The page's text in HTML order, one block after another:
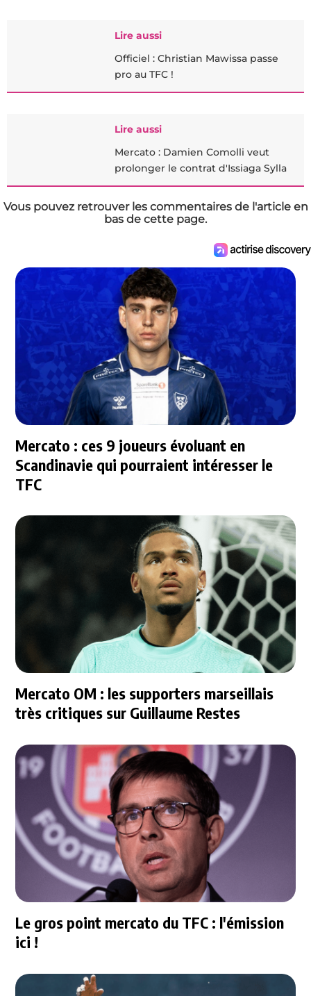
Lire aussi
Officiel : Christian Mawissa passe
pro au TFC !
Lire aussi
Mercato : Damien Comolli veut
prolonger le contrat d'Issiaga Sylla
Vous pouvez retrouver les commentaires de l'article en
bas de cette page.
Mercato : ces 9 joueurs évoluant en
Scandinavie qui pourraient intéresser le
TFC
Mercato OM : les supporters marseillais
très critiques sur Guillaume Restes
Le gros point mercato du TFC : l'émission
ici !